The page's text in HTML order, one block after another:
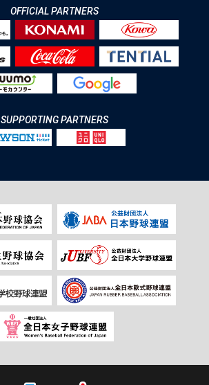
OFFICIAL PARTNERS
SUPPORTING PARTNERS